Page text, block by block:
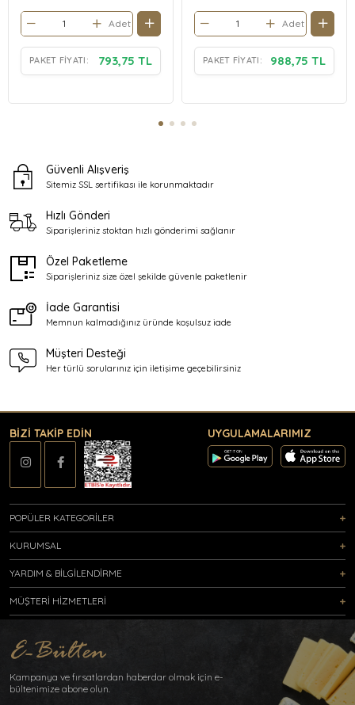
Adet
PAKET FIYATI: 793,75 TL
Adet
PAKET FIYATI: 988,75 TL
Güvenli Alışveriş
Sitemiz SSL sertifikası ile korunmaktadır
Hızlı Gönderi
Siparişleriniz stoktan hızlı gönderimi sağlanır
Özel Paketleme
Siparişleriniz size özel şekilde güvenle paketlenir
İade Garantisi
Memnun kalmadığınız üründe koşulsuz iade
Müşteri Desteği
Her türlü sorularınız için iletişime geçebilirsiniz
BİZİ TAKİP EDİN UYGULAMALARIMIZ
POPÜLER KATEGORİLER
KURUMSAL
YARDIM & BİLGİLENDİRME
MÜŞTERİ HİZMETLERİ
Kampanya ve fırsatlardan haberdar olmak için e-
bültenimize abone olun.